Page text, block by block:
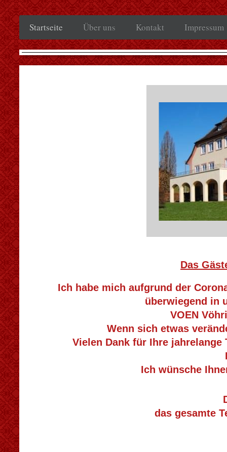
Startseite Über uns Kontakt Impressum
Das
Ich habe mich aufgrund der
überwiegend in
VOEN
Wenn sich etwas
Vielen Dank für Ihre
Ich wünsche
das gesamte